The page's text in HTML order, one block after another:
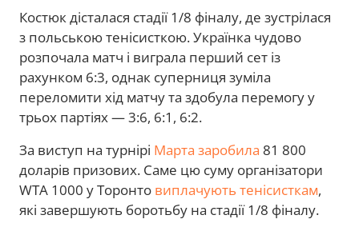
Костюк дісталася стадії 1/8 фіналу, де зустрілася
з польською тенісисткою. Українка чудово
розпочала матч і виграла перший сет із
рахунком 6:3, однак суперниця зуміла
переломити хід матчу та здобула перемогу у
трьох партіях — 3:6, 6:1, 6:2.
За виступ на турнірі Марта заробила 81 800
доларів призових. Саме цю суму організатори
WTA 1000 у Торонто виплачують тенісисткам,
які завершують боротьбу на стадії 1/8 фіналу.